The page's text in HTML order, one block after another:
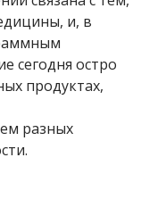
и, в
сегодня остро
продуктах,
разных